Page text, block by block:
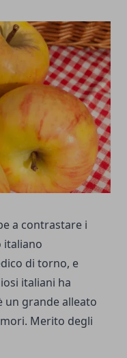
a contrastare i
italiano
di torno, e
italiani ha
un grande alleato
Merito degli